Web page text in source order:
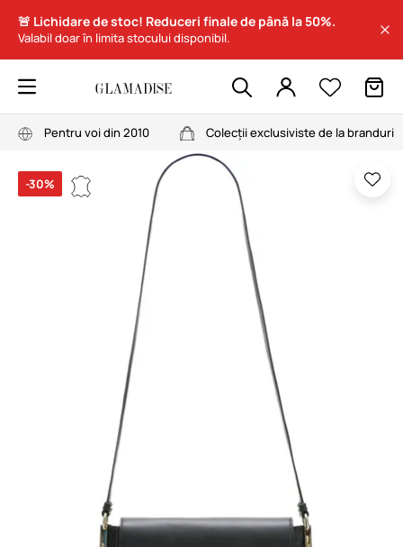
🚨 Lichidare de stoc! Reduceri finale de până la 50%.
Valabil doar în limita stocului disponibil.
Pentru voi din 2010 Colecții exclusiviste de la branduri
-30%